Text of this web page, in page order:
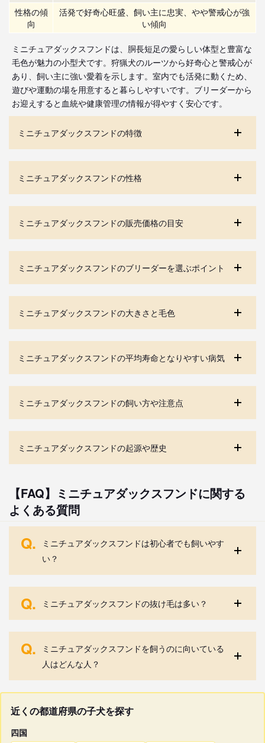
性格の傾
向
活発で好奇心旺盛、飼い主に忠実、やや警戒心が強
い傾向
ミニチュアダックスフンドは、胴長短足の愛らしい体型と豊富な
毛色が魅力の小型犬です。狩猟犬のルーツから好奇心と警戒心が
あり、飼い主に強い愛着を示します。室内でも活発に動くため、
遊びや運動の場を用意すると暮らしやすいです。ブリーダーから
お迎えすると血統や健康管理の情報が得やすく安心です。
ミニチュアダックスフンドの特徴
ミニチュアダックスフンドの性格
ミニチュアダックスフンドの販売価格の目安
ミニチュアダックスフンドのブリーダーを選ぶポイント
ミニチュアダックスフンドの大きさと毛色
ミニチュアダックスフンドの平均寿命となりやすい病気
ミニチュアダックスフンドの飼い方や注意点
ミニチュアダックスフンドの起源や歴史
【FAQ】ミニチュアダックスフンドに関する
よくある質問
Q.
ミニチュアダックスフンドは初心者でも飼いやす
い？
Q. ミニチュアダックスフンドの抜け毛は多い？
Q.
ミニチュアダックスフンドを飼うのに向いている
人はどんな人？
近くの都道府県の子犬を探す
四国